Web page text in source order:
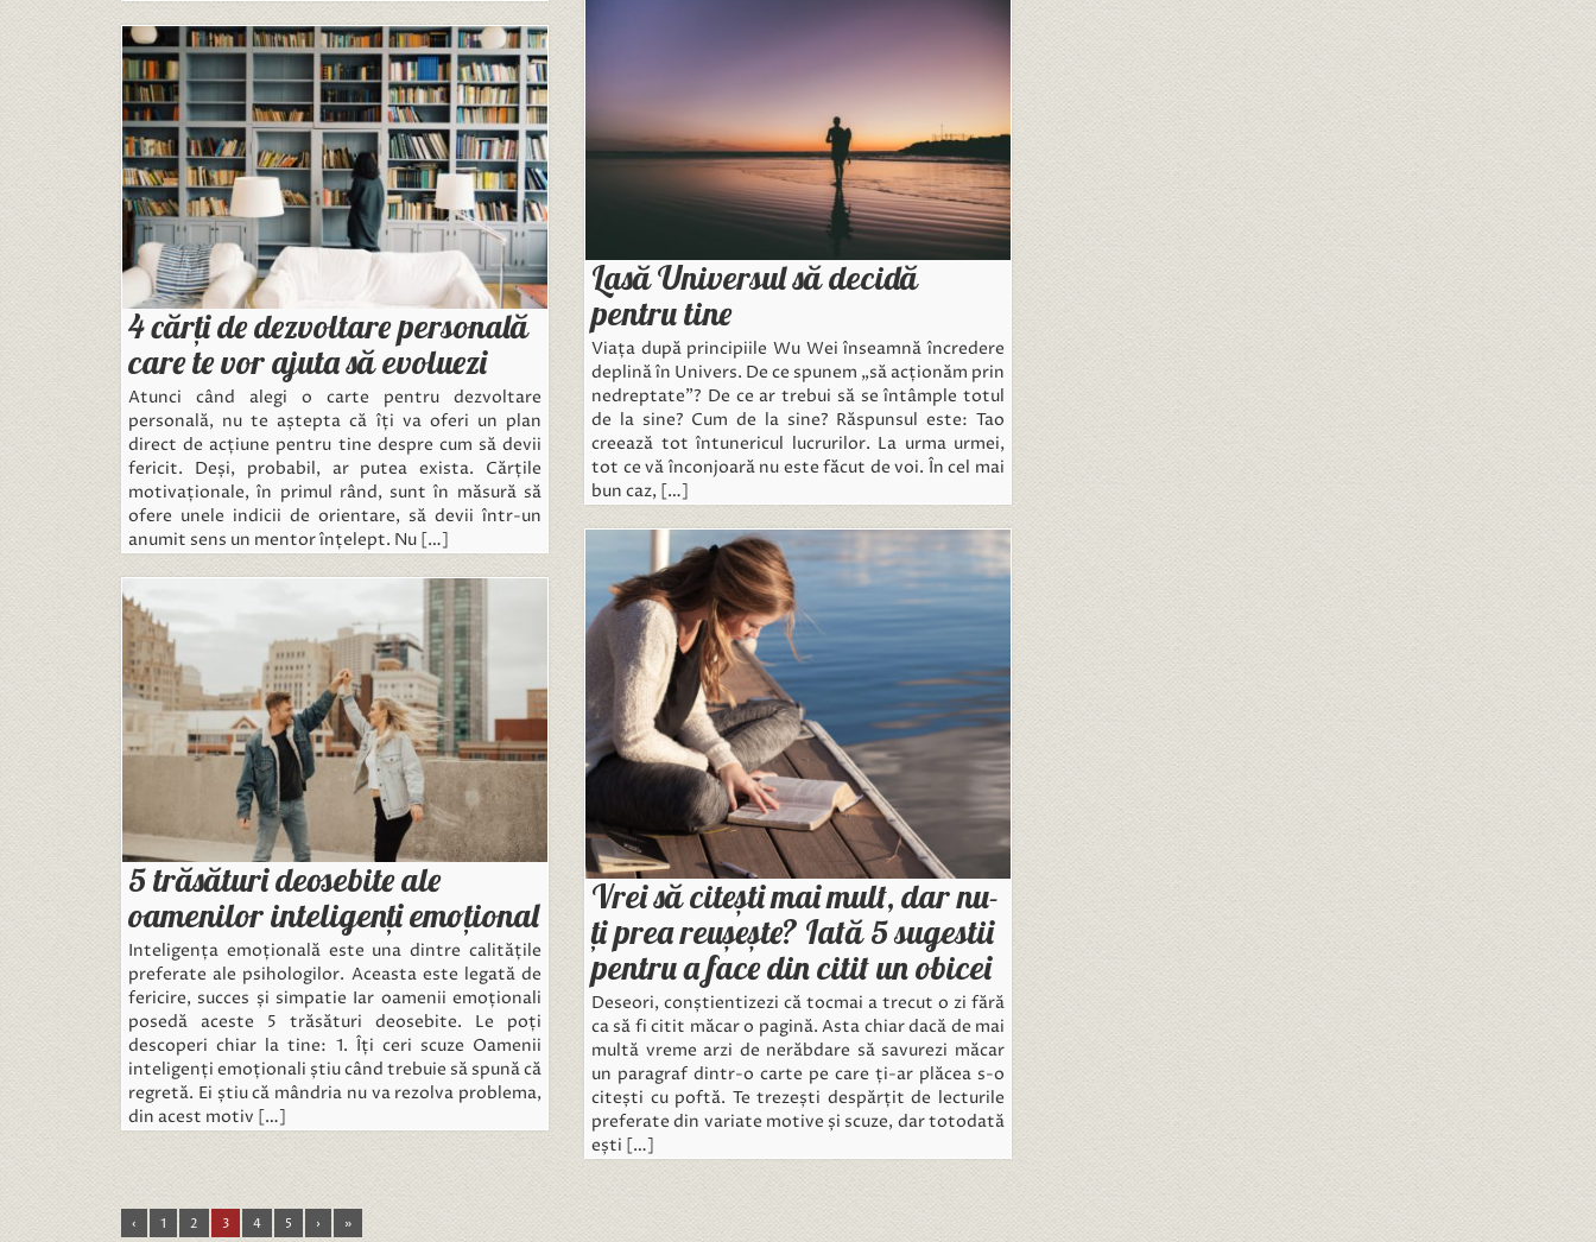
4 cărți de dezvoltare personală
care te vor ajuta să evoluezi
Atunci când alegi o carte pentru dezvoltare
personală, nu te aștepta că îți va oferi un plan
direct de acțiune pentru tine despre cum să devii
fericit. Deși, probabil, ar putea exista. Cărțile
motivaționale, în primul rând, sunt în măsură să
ofere unele indicii de orientare, să devii într-un
anumit sens un mentor înțelept. Nu […]
5 trăsături deosebite ale
oamenilor inteligenți emoțional
Inteligența emoțională este una dintre calitățile
preferate ale psihologilor. Aceasta este legată de
fericire, succes și simpatie Iar oamenii emoționali
posedă aceste 5 trăsături deosebite. Le poți
descoperi chiar la tine: 1. Îți ceri scuze Oamenii
inteligenți emoționali știu când trebuie să spună că
regretă. Ei știu că mândria nu va rezolva problema,
din acest motiv […]
Lasă Universul să decidă
pentru tine
Viața după principiile Wu Wei înseamnă încredere
deplină în Univers. De ce spunem „să acționăm prin
nedreptate”? De ce ar trebui să se întâmple totul
de la sine? Cum de la sine? Răspunsul este: Tao
creează tot întunericul lucrurilor. La urma urmei,
tot ce vă înconjoară nu este făcut de voi. În cel mai
bun caz, […]
Vrei să citești mai mult, dar nu-
ți prea reușește? Iată 5 sugestii
pentru a face din citit un obicei
Deseori, conștientizezi că tocmai a trecut o zi fără
ca să fi citit măcar o pagină. Asta chiar dacă de mai
multă vreme arzi de nerăbdare să savurezi măcar
un paragraf dintr-o carte pe care ți-ar plăcea s-o
citești cu poftă. Te trezești despărțit de lecturile
preferate din variate motive și scuze, dar totodată
ești […]
‹ 1 2 3 4 5 › »